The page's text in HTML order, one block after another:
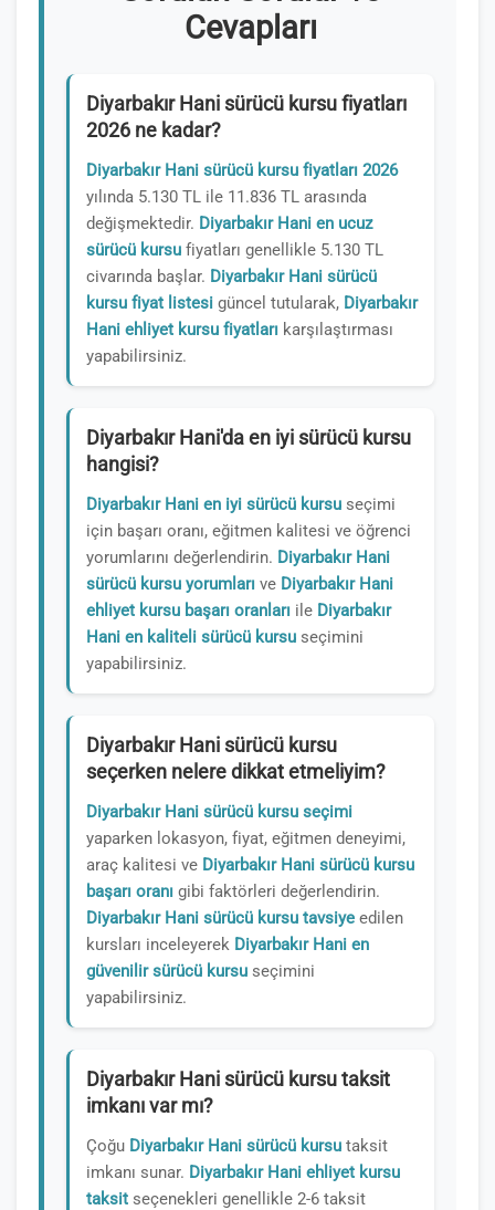
Cevapları
Diyarbakır Hani sürücü kursu fiyatları
2026 ne kadar?
Diyarbakır Hani sürücü kursu fiyatları 2026
yılında 5.130 TL ile 11.836 TL arasında
değişmektedir. Diyarbakır Hani en ucuz
sürücü kursu fiyatları genellikle 5.130 TL
civarında başlar. Diyarbakır Hani sürücü
kursu fiyat listesi güncel tutularak, Diyarbakır
Hani ehliyet kursu fiyatları karşılaştırması
yapabilirsiniz.
Diyarbakır Hani'da en iyi sürücü kursu
hangisi?
Diyarbakır Hani en iyi sürücü kursu seçimi
için başarı oranı, eğitmen kalitesi ve öğrenci
yorumlarını değerlendirin. Diyarbakır Hani
sürücü kursu yorumları ve Diyarbakır Hani
ehliyet kursu başarı oranları ile Diyarbakır
Hani en kaliteli sürücü kursu seçimini
yapabilirsiniz.
Diyarbakır Hani sürücü kursu
seçerken nelere dikkat etmeliyim?
Diyarbakır Hani sürücü kursu seçimi
yaparken lokasyon, fiyat, eğitmen deneyimi,
araç kalitesi ve Diyarbakır Hani sürücü kursu
başarı oranı gibi faktörleri değerlendirin.
Diyarbakır Hani sürücü kursu tavsiye edilen
kursları inceleyerek Diyarbakır Hani en
güvenilir sürücü kursu seçimini
yapabilirsiniz.
Diyarbakır Hani sürücü kursu taksit
imkanı var mı?
Çoğu Diyarbakır Hani sürücü kursu taksit
imkanı sunar. Diyarbakır Hani ehliyet kursu
taksit seçenekleri genellikle 2-6 taksit